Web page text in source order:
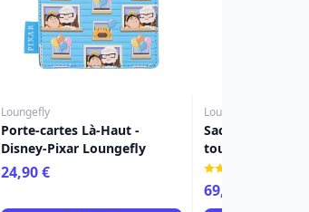
Loungefly
Porte-cartes Là-Haut -
Disney-Pixar Loungefly
24,90 €
Loungefly
Sac à
tout aventure
Disney
Stitch
69,90 €